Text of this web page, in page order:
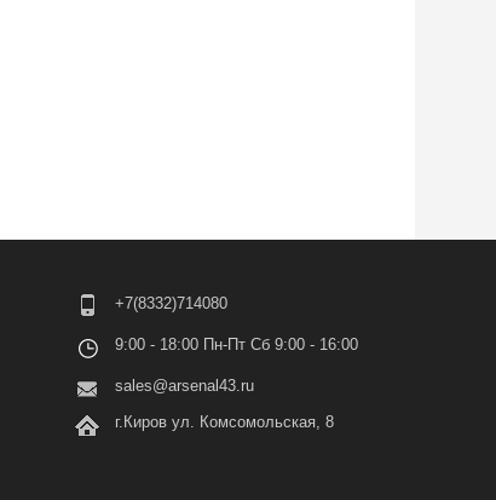
+7(8332)714080
9:00 - 18:00 Пн-Пт Сб 9:00 - 16:00
sales@arsenal43.ru
г.Киров ул. Комсомольская, 8